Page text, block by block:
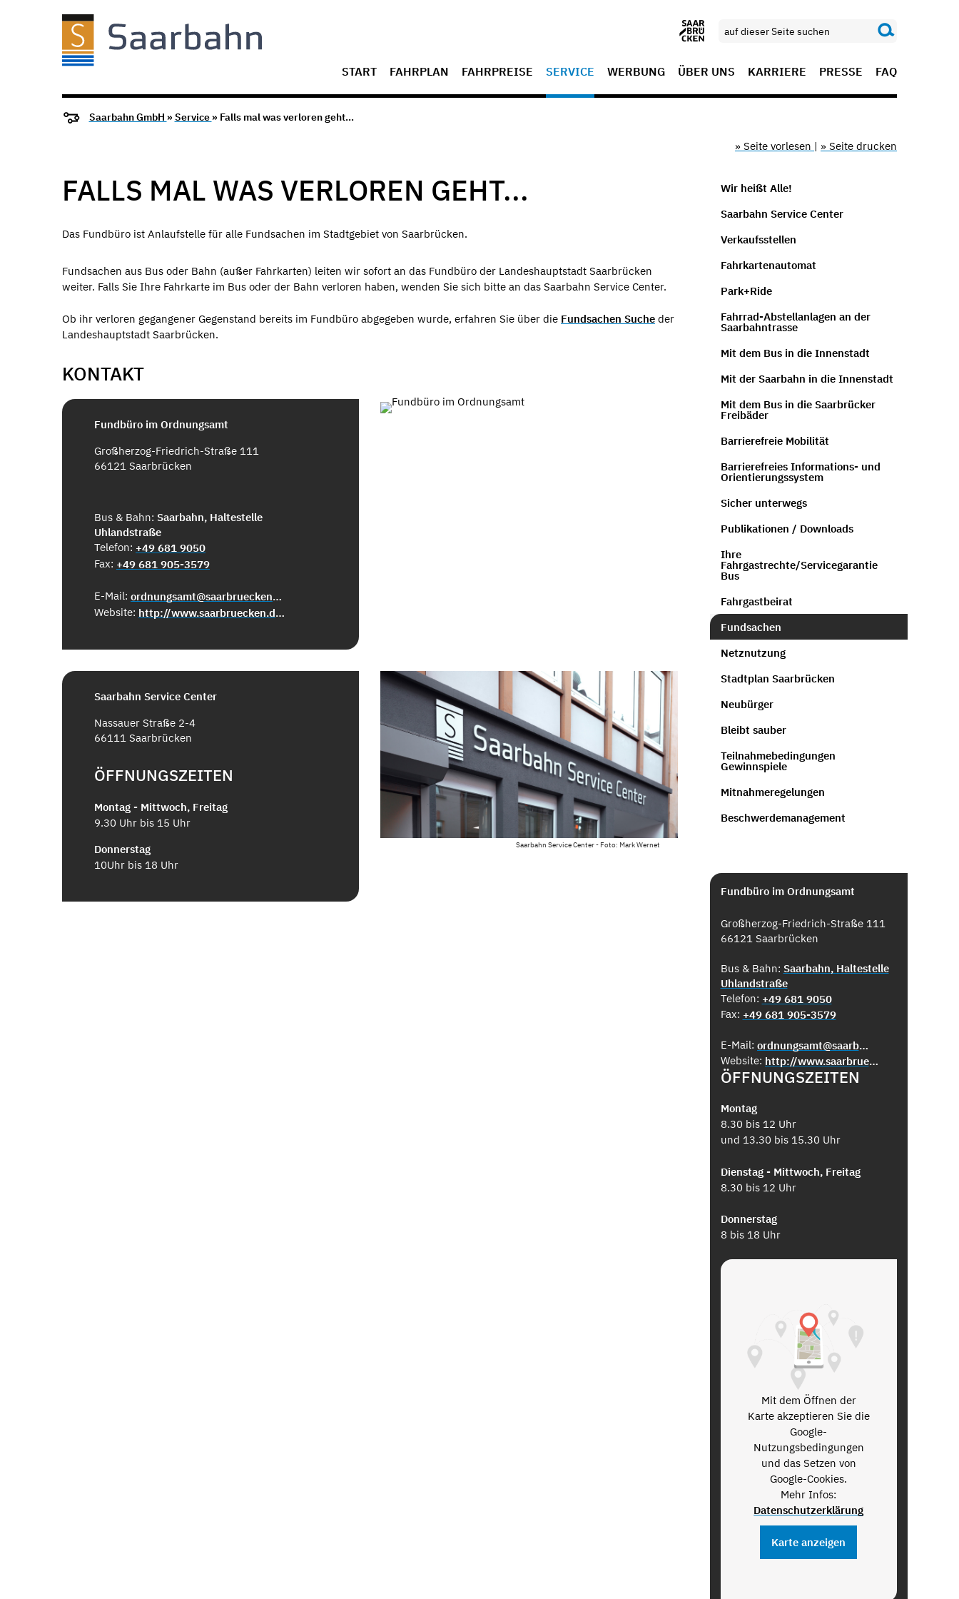
START FAHRPLAN FAHRPREISE SERVICE WERBUNG ÜBER UNS KARRIERE PRESSE FAQ
Saarbahn GmbH »Service » Falls mal was verloren geht...
» Seite vorlesen | » Seite drucken
FALLS MAL WAS VERLOREN GEHT...
Das Fundbüro ist Anlaufstelle für alle Fundsachen im Stadtgebiet von Saarbrücken.
Fundsachen aus Bus oder Bahn (außer Fahrkarten) leiten wir sofort an das Fundbüro der Landeshauptstadt Saarbrücken
weiter. Falls Sie Ihre Fahrkarte im Bus oder der Bahn verloren haben, wenden Sie sich bitte an das Saarbahn Service Center.
Ob ihr verloren gegangener Gegenstand bereits im Fundbüro abgegeben wurde, erfahren Sie über die Fundsachen Suche der
Landeshauptstadt Saarbrücken.
KONTAKT
Fundbüro im Ordnungsamt
Großherzog-Friedrich-Straße 111
66121 Saarbrücken
Bus & Bahn: Saarbahn, Haltestelle
Uhlandstraße
Telefon: +49 681 9050
Fax: +49 681 905-3579
E-Mail:
ordnungsamt@saarbruecken.de
Website:
http://www.saarbruecken.de/de/rathaus/buergerservice/fundsachen
Saarbahn Service Center
Nassauer Straße 2-4
66111 Saarbrücken
ÖFFNUNGSZEITEN
Montag - Mittwoch, Freitag
9.30 Uhr bis 15 Uhr
Donnerstag
10Uhr bis 18 Uhr
Saarbahn Service Center - Foto: Mark Wernet
Wir heißt Alle!
Saarbahn Service Center
Verkaufsstellen
Fahrkartenautomat
Park+Ride
Fahrrad-Abstellanlagen an der
Saarbahntrasse
Mit dem Bus in die Innenstadt
Mit der Saarbahn in die Innenstadt
Mit dem Bus in die Saarbrücker
Freibäder
Barrierefreie Mobilität
Barrierefreies Informations- und
Orientierungssystem
Sicher unterwegs
Publikationen / Downloads
Ihre
Fahrgastrechte/Servicegarantie
Bus
Fahrgastbeirat
Fundsachen
Netznutzung
Stadtplan Saarbrücken
Neubürger
Bleibt sauber
Teilnahmebedingungen
Gewinnspiele
Mitnahmeregelungen
Beschwerdemanagement
Fundbüro im Ordnungsamt
Großherzog-Friedrich-Straße 111
66121 Saarbrücken
Bus & Bahn: Saarbahn, Haltestelle
Uhlandstraße
Telefon: +49 681 9050
Fax: +49 681 905-3579
E-Mail:
ordnungsamt@saarbruecken.de
Website:
http://www.saarbruecken.de/de/rathaus/buergerservice/fundsachen
ÖFFNUNGSZEITEN
Montag
8.30 bis 12 Uhr
und 13.30 bis 15.30 Uhr
Dienstag - Mittwoch, Freitag
8.30 bis 12 Uhr
Donnerstag
8 bis 18 Uhr
Mit dem Öffnen der
Karte akzeptieren Sie die
Google-
Nutzungsbedingungen
und das Setzen von
Google-Cookies.
Mehr Infos:
Datenschutzerklärung
Karte anzeigen